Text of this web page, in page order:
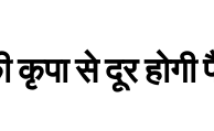
से दूर होगी